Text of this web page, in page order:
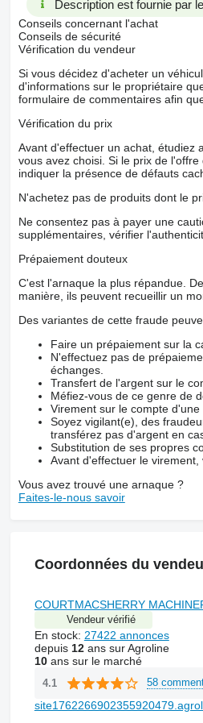
Description est fournie par
Conseils concernant l'achat
Conseils de sécurité
Vérification du vendeur
Si vous décidez d'acheter un
d'informations sur le propriétaire
formulaire de commentaires afin
Vérification du prix
Avant d'effectuer un achat, étudiez
vous avez choisi. Si le prix de
indiquer la présence de défauts
N'achetez pas de produits dont le
Ne consentez pas à payer une
supplémentaires, vérifier
Prépaiement douteux
C'est l'arnaque la plus répandue.
manière, ils peuvent recueillir un
Des variantes de cette fraude
Faire un prépaiement sur la
N'effectuez pas de
échanges.
Transfert de l'argent sur le
Méfiez-vous de ce genre de
Virement sur le compte
Soyez vigilant(e), des
transférez pas d'argent en
Substitution de ses propres
Avant d'effectuer le
Vous avez trouvé une arnaque ?
Faites-le-nous savoir
Coordonnées du
COURTMACSHERRY
Vendeur vérifié
En stock: 27422 annonces
depuis 12ans sur Agroline
10ans sur le marché
4.1 58